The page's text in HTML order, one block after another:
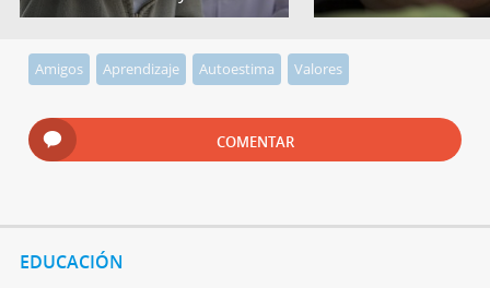
Amigos Aprendizaje Autoestima Valores
COMENTAR
EDUCACIÓN